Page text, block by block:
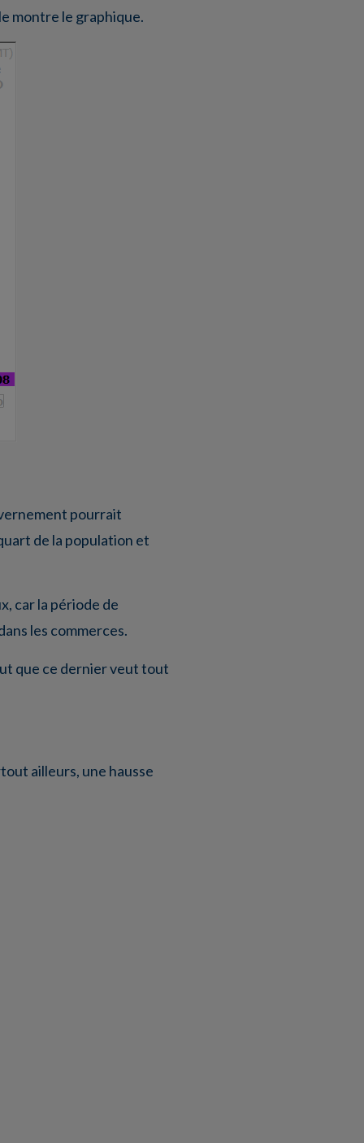
montre le graphique.
pourrait
de la population et
car la période de
les commerces.
que ce dernier veut tout
ailleurs, une hausse